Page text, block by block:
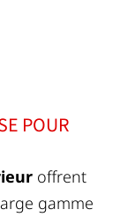
POUR
offrent
gamme